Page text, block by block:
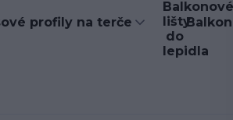
profily na terče